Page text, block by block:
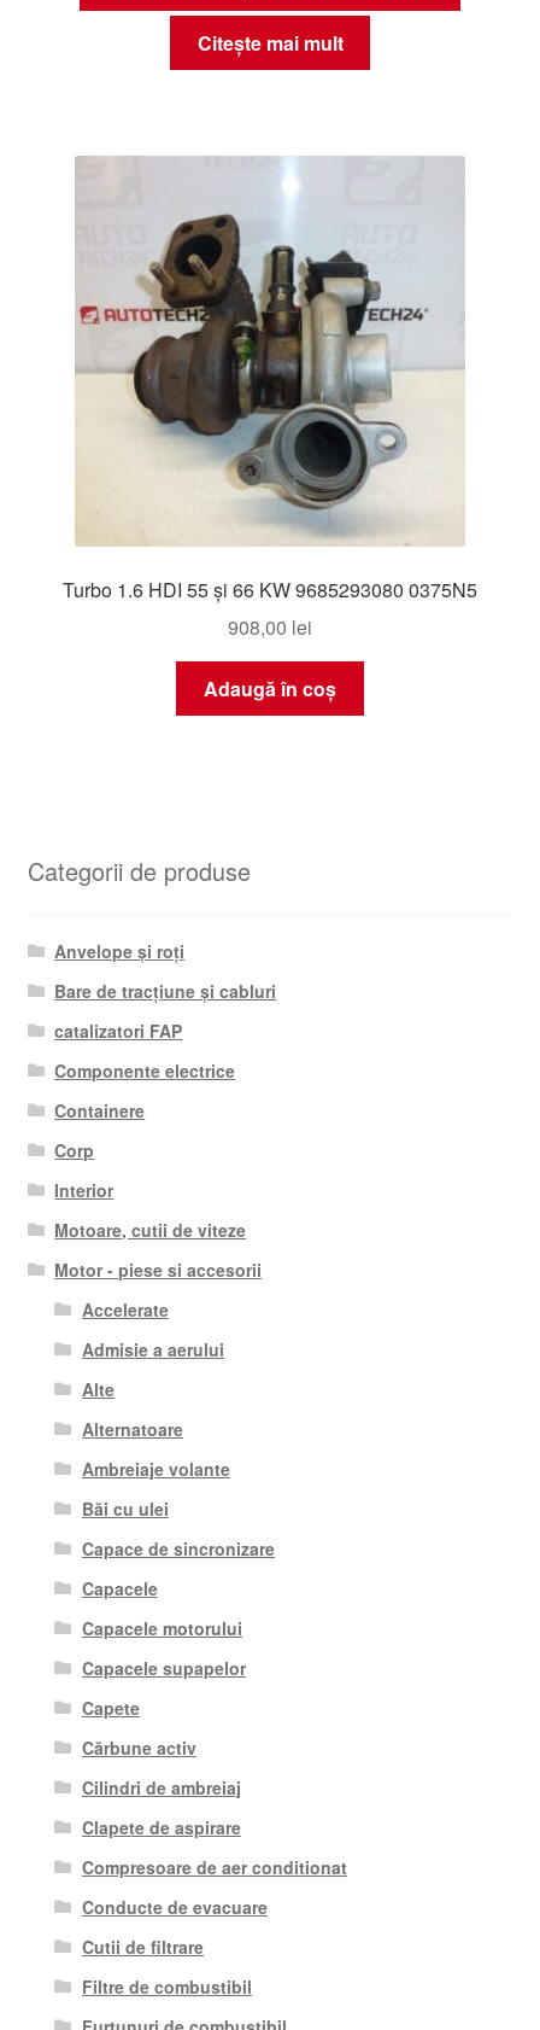
Citește mai mult
Turbo 1.6 HDI 55 și 66 KW 9685293080 0375N5
908,00 lei
Adaugă în coș
Categorii de produse
Anvelope și roți
Bare de tracțiune și cabluri
catalizatori FAP
Componente electrice
Containere
Corp
Interior
Motoare, cutii de viteze
Motor - piese si accesorii
Accelerate
Admisie a aerului
Alte
Alternatoare
Ambreiaje volante
Băi cu ulei
Capace de sincronizare
Capacele
Capacele motorului
Capacele supapelor
Capete
Cărbune activ
Cilindri de ambreiaj
Clapete de aspirare
Compresoare de aer conditionat
Conducte de evacuare
Cutii de filtrare
Filtre de combustibil